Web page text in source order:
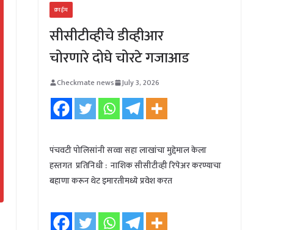
क्राईम
सीसीटीव्हीचे डीव्हीआर
चोरणारे दोघे चोरटे गजाआड
Checkmate news July 3, 2026
पंचवटी पोलिसांनी सव्वा सहा लाखांचा मुद्देमाल केला
हस्तगत प्रतिनिधी : नाशिक सीसीटीव्ही रिपेअर करण्याचा
बहाणा करून थेट इमारतीमध्ये प्रवेश करत